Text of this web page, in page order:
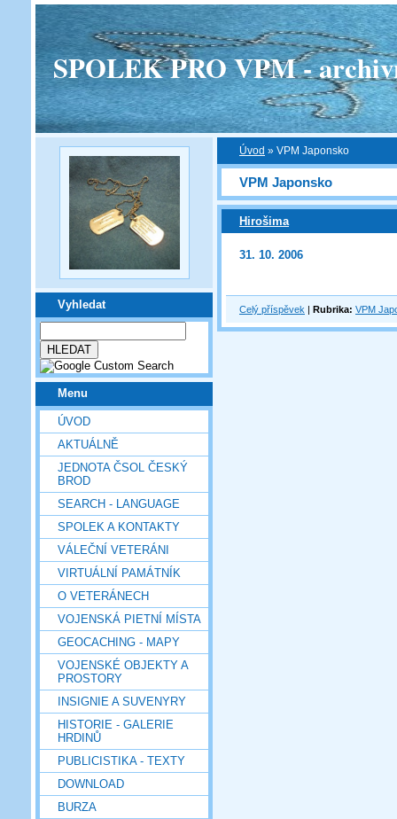
SPOLEK PRO VPM -
Vyhledat
Menu
ÚVOD
AKTUÁLNĚ
JEDNOTA ČSOL ČESKÝ
BROD
SEARCH - LANGUAGE
SPOLEK A KONTAKTY
VÁLEČNÍ VETERÁNI
VIRTUÁLNÍ PAMÁTNÍK
O VETERÁNECH
VOJENSKÁ PIETNÍ MÍSTA
GEOCACHING - MAPY
VOJENSKÉ OBJEKTY A
PROSTORY
INSIGNIE A SUVENYRY
HISTORIE - GALERIE
HRDINŮ
PUBLICISTIKA - TEXTY
DOWNLOAD
BURZA
Úvod » VPM Japonsko
VPM Japonsko
Hirošima
31. 10. 2006
Celý příspěvek | Rubrika: VPM